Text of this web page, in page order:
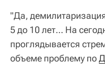
"Да,
5 до 10 лет… На
проглядывается
объеме проблему по